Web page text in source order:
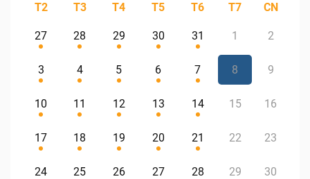
T2 T3 T4 T5 T6 T7 CN
27 28 29 30 31 1 2
3 4 5 6 7 8 9
10 11 12 13 14 15 16
17 18 19 20 21 22 23
24 25 26 27 28 29 30